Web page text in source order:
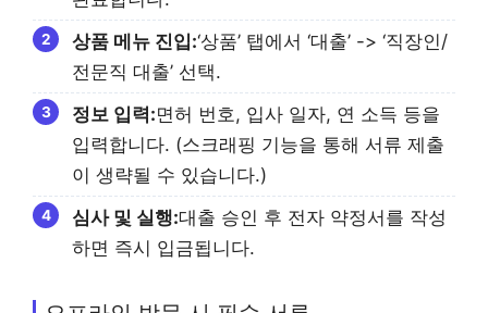
상품 메뉴 진입:‘상품’ 탭에서 ‘대출’ -> ‘직장인/
전문직 대출’ 선택.
정보 입력:면허 번호, 입사 일자, 연 소득 등을
입력합니다. (스크래핑 기능을 통해 서류 제출
이 생략될 수 있습니다.)
심사 및 실행:대출 승인 후 전자 약정서를 작성
하면 즉시 입금됩니다.